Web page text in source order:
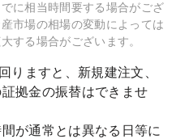
に相当時間要する場合がござ
市場の相場の変動によっては
する場合がございます。
りますと、新規建注文、
拠金の振替はできませ
が通常とは異なる日等に